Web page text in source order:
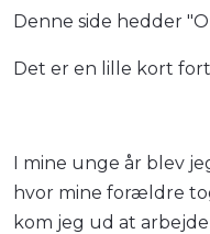
Denne side hedder
Det er en lille kort
I mine unge år blev
hvor mine forældre
kom jeg ud at